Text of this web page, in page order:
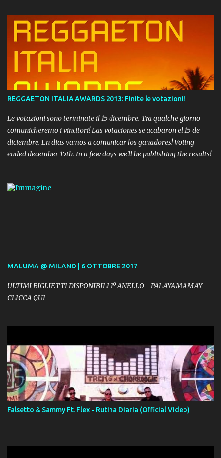
REGGAETON ITALIA AWARDS 2013: Finite le votazioni!
Le votazioni sono terminate il 15 dicembre. Tra qualche giorno
comunicheremo i vincitori! Las votaciones se acabaron el 15 de
diciembre. En dias vamos a comunicar los ganadores! Voting
ended december 15th. In a few days we'll be publishing the results!
MALUMA @ MILANO | 6 OTTOBRE 2017
ULTIMI BIGLIETTI DISPONIBILI 1º ANELLO - PALAYAMAMAY
CLICCA QUI
Falsetto & Sammy Ft. Flex - Rutina Diaria (Official Video)